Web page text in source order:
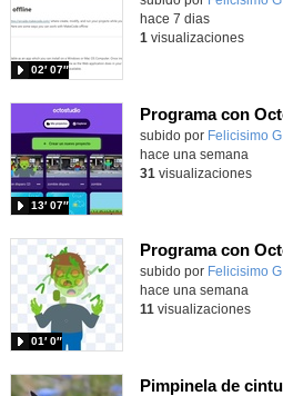
02′ 07″
hace 7 dias
1 visualizaciones
Contenido educativo.
subido por Felicisimo G.
13′ 07″
hace una semana
31 visualizaciones
Contenido educativo.
subido por Felicisimo G.
01′ 0″
hace una semana
11 visualizaciones